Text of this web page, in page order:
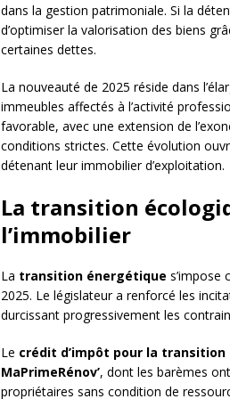
dans la gestion patrimoniale. Si la
d’optimiser la valorisation des biens
certaines dettes.
La nouveauté de 2025 réside dans
immeubles affectés à l’activité
favorable, avec une extension de
conditions strictes. Cette évolution
détenant leur immobilier d’exploitation.
La transition
l’immobilier
La transition énergétique s’impose
2025. Le législateur a renforcé les
durcissant progressivement les
Le crédit d’impôt pour la transition
MaPrimeRénov’, dont les barèmes
propriétaires sans condition de